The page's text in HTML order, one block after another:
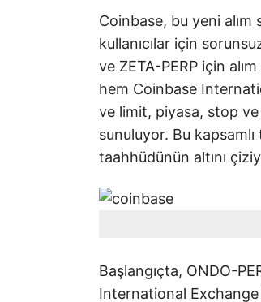
Coinbase, bu yeni alım
kullanıcılar için
ve ZETA-PERP için
hem Coinbase
ve limit, piyasa, stop
sunuluyor. Bu
taahhüdünün altını
Başlangıçta, ONDO-
International